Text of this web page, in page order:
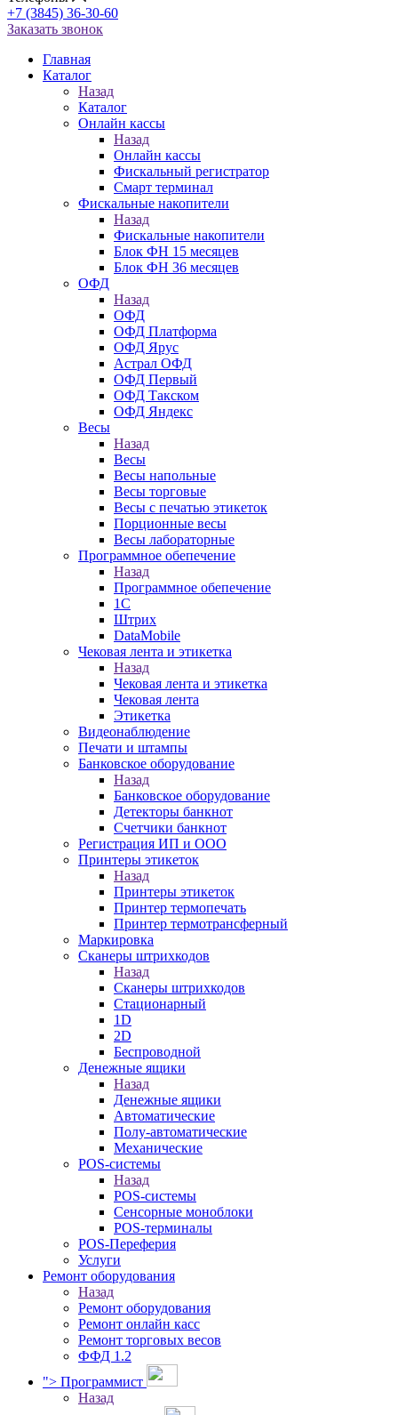
+7 (3845) 36-30-60
Заказать звонок
Главная
Каталог
Назад
Каталог
Онлайн кассы
Назад
Онлайн кассы
Фискальный регистратор
Смарт терминал
Фискальные накопители
Назад
Фискальные накопители
Блок ФН 15 месяцев
Блок ФН 36 месяцев
ОФД
Назад
ОФД
ОФД Платформа
ОФД Ярус
Астрал ОФД
ОФД Первый
ОФД Такском
ОФД Яндекс
Весы
Назад
Весы
Весы напольные
Весы торговые
Весы с печатью этикеток
Порционные весы
Весы лабораторные
Программное обепечение
Назад
Программное обепечение
1С
Штрих
DataMobile
Чековая лента и этикетка
Назад
Чековая лента и этикетка
Чековая лента
Этикетка
Видеонаблюдение
Печати и штампы
Банковское оборудование
Назад
Банковское оборудование
Детекторы банкнот
Счетчики банкнот
Регистрация ИП и ООО
Принтеры этикеток
Назад
Принтеры этикеток
Принтер термопечать
Принтер термотрансферный
Маркировка
Сканеры штрихкодов
Назад
Сканеры штрихкодов
Стационарный
1D
2D
Беспроводной
Денежные ящики
Назад
Денежные ящики
Автоматические
Полу-автоматические
Механические
POS-системы
Назад
POS-системы
Сенсорные моноблоки
POS-терминалы
POS-Переферия
Услуги
Ремонт оборудования
Назад
Ремонт оборудования
Ремонт онлайн касс
Ремонт торговых весов
ФФД 1.2
"> Программист
Назад